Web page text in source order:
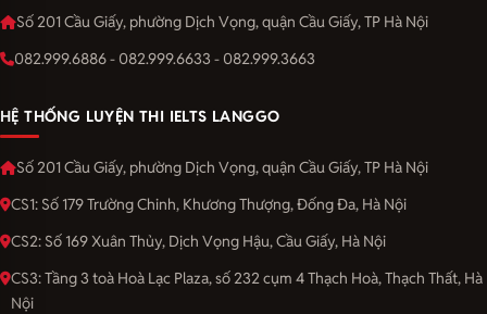
Số 201 Cầu Giấy, phường Dịch Vọng, quận Cầu Giấy, TP Hà Nội
082.999.6886 - 082.999.6633 - 082.999.3663
HỆ THỐNG LUYỆN THI IELTS LANGGO
Số 201 Cầu Giấy, phường Dịch Vọng, quận Cầu Giấy, TP Hà Nội
CS1: Số 179 Trường Chinh, Khương Thượng, Đống Đa, Hà Nội
CS2: Số 169 Xuân Thủy, Dịch Vọng Hậu, Cầu Giấy, Hà Nội
CS3: Tầng 3 toà Hoà Lạc Plaza, số 232 cụm 4 Thạch Hoà, Thạch Thất, Hà
Nội